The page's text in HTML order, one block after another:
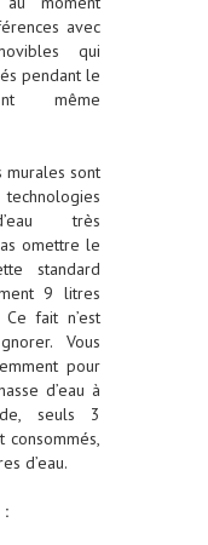
avec
qui
pendant le
même
murales sont
très
omettre le
standard
9 litres
Ce fait n’est
Vous
pour
d’eau à
seuls 3
consommés,
d’eau.
: